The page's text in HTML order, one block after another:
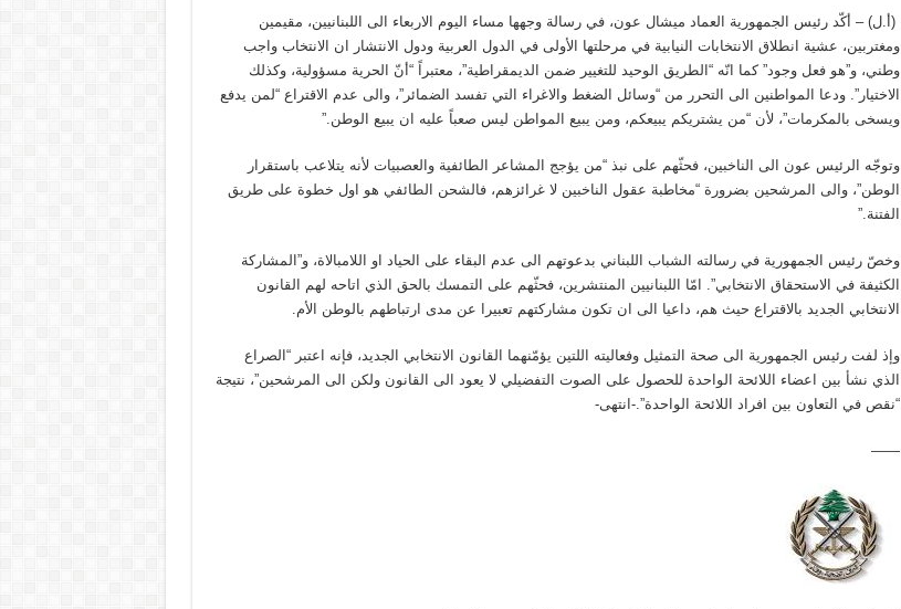
(أ.ل) – أكّد رئيس الجمهورية العماد ميشال عون، في رسالة وجهها مساء اليوم الاربعاء الى اللبنانيين، مقيمين
ومغتربين، عشية انطلاق الانتخابات النيابية في مرحلتها الأولى في الدول العربية ودول الانتشار ان الانتخاب واجب
وطني، و”هو فعل وجود” كما انّه “الطريق الوحيد للتغيير ضمن الديمقراطية”، معتبراً “أنّ الحرية مسؤولية، وكذلك
الاختيار”. ودعا المواطنين الى التحرر من “وسائل الضغط والاغراء التي تفسد الضمائر”، والى عدم الاقتراع “لمن يدفع
ويسخى بالمكرمات”، لأن “من يشتريكم يبيعكم، ومن يبيع المواطن ليس صعباً عليه ان يبيع الوطن.”
وتوجّه الرئيس عون الى الناخبين، فحثّهم على نبذ “من يؤجج المشاعر الطائفية والعصبيات لأنه يتلاعب باستقرار
الوطن”، والى المرشحين بضرورة “مخاطبة عقول الناخبين لا غرائزهم، فالشحن الطائفي هو اول خطوة على طريق
الفتنة.”
​وخصّ رئيس الجمهورية في رسالته الشباب اللبناني بدعوتهم الى عدم البقاء على الحياد او اللامبالاة، و”المشاركة
الكثيفة في الاستحقاق الانتخابي”. امّا اللبنانيين المنتشرين، فحثّهم على التمسك بالحق الذي اتاحه لهم القانون
الانتخابي الجديد بالاقتراع حيث هم، داعيا الى ان تكون مشاركتهم تعبيرا عن مدى ارتباطهم بالوطن الأم.
​وإذ لفت رئيس الجمهورية الى صحة التمثيل وفعاليته اللتين يؤمّنهما القانون الانتخابي الجديد، فإنه اعتبر “الصراع
الذي نشأ بين اعضاء اللائحة الواحدة للحصول على الصوت التفضيلي لا يعود الى القانون ولكن الى المرشحين”، نتيجة
“نقص في التعاون بين افراد اللائحة الواحدة”.-انتهى-
——